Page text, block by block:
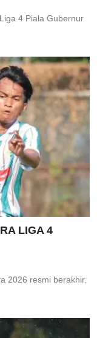
4 Piala Gubernur
LIGA 4
2026 resmi berakhir.